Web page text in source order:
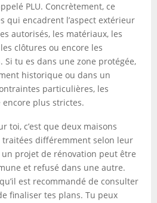
PLU. Concrètement, ce
qui encadrent l’aspect extérieur
autorisés, les matériaux, les
clôtures ou encore les
Si tu es dans une zone protégée,
historique ou dans un
particulières, les
plus strictes.
toi, c’est que deux maisons
différemment selon leur
un projet de rénovation peut être
et refusé dans une autre.
est recommandé de consulter
finaliser tes plans. Tu peux